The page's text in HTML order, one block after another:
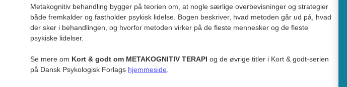
Metakognitiv behandling bygger på teorien om, at nogle særlige overbevisninger og strategier
både fremkalder og fastholder psykisk lidelse. Bogen beskriver, hvad metoden går ud på, hvad
der sker i behandlingen, og hvorfor metoden virker på de fleste mennesker og de fleste
psykiske lidelser.
Se mere om Kort & godt om METAKOGNITIV TERAPI og de øvrige titler i Kort & godt-serien
på Dansk Psykologisk Forlags hjemmeside